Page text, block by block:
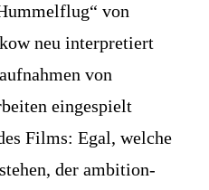
von
neu inter­pretiert
von
eingespielt
Films: Egal, welche
der ambition­